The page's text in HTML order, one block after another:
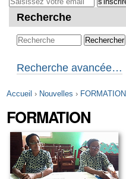
Aller
navigation
Recherche
Recherche avancée…
Accueil › Nouvelles › FORMATION
FORMATION